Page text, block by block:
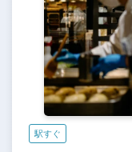
駅すぐ